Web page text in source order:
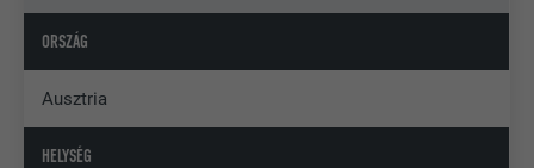
ORSZÁG
Ausztria
HELYSÉG